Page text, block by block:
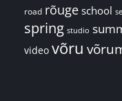
road rõuge school
spring studio
video võru